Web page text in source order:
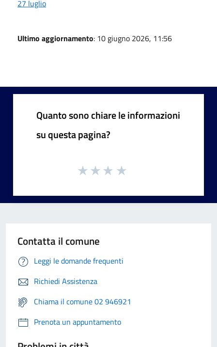
27 luglio
Ultimo aggiornamento: 10 giugno 2026, 11:56
Quanto sono chiare le informazioni
su questa pagina?
Contatta il comune
Leggi le domande frequenti
Richiedi Assistenza
Chiama il comune 02 946921
Prenota un appuntamento